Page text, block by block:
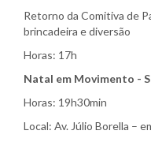
Retorno da Comitiva de
brincadeira e diversão
Horas: 17h
Natal em Movimento -
Horas: 19h30min
Local: Av. Júlio Borella –